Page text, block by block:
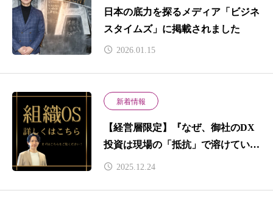
日本の底力を探るメディア「ビジネ
スタイムズ」に掲載されました
2026.01.15
新着情報
【経営層限定】『なぜ、御社のDX
投資は現場の「抵抗」で溶けていく
のか？』の解説動画・詳細について
2025.12.24